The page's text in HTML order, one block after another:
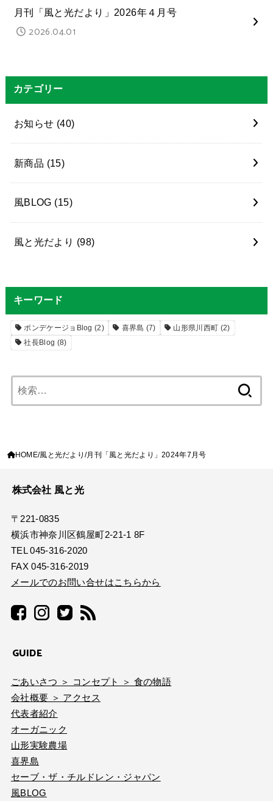
月刊「風と光だより」2026年４月号
2026.04.01
カテゴリー
お知らせ (40)
新商品 (15)
風BLOG (15)
風と光だより (98)
キーワード
ポンデケージョBlog (2) 喜界島 (7) 山形県川西町 (2)
社長Blog (8)
索:
HOME 風と光だより 月刊「風と光だより」2024年7月号
株式会社 風と光
〒221-0835
横浜市神奈川区鶴屋町2-21-1 8F
TEL 045-316-2020
FAX 045-316-2019
メールでのお問い合せはこちらから
GUIDE
ごあいさつ ＞ コンセプト ＞ 食の物語
会社概要 ＞ アクセス
代表者紹介
オーガニック
山形実験農場
喜界島
セーブ・ザ・チルドレン・ジャパン
風BLOG